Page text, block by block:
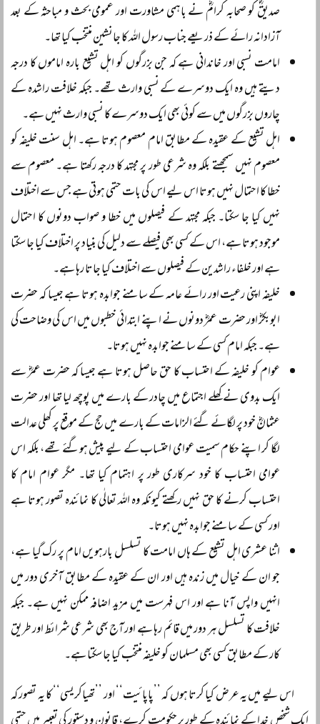
صدیقؓ کو صحابہ کرامؓ نے باہمی مشاورت اور عمومی بحث و مباحثہ کے بعد
آزادانہ رائے کے ذریعے جناب رسول اللہ کا جانشین منتخب کیا تھا۔
امامت نسبی اور خاندانی ہے کہ جن بزرگوں کو اہل تشیع بارہ اماموں کا درجہ
دیتے ہیں وہ ایک دوسرے کے نسبی وارث تھے۔ جبکہ خلافت راشدہ کے
چاروں بزرگوں میں سے کوئی بھی ایک دوسرے کا نسبی وارث نہیں ہے۔
اہل تشیع کے عقیدہ کے مطابق امام معصوم ہوتا ہے۔ اہل سنت خلیفہ کو
معصوم نہیں سمجھتے بلکہ وہ شرعی طور پر مجتہد کا درجہ رکھتا ہے۔ معصوم سے
خطا کا احتمال نہیں ہوتا اس لیے اس کی بات حتمی ہوتی ہے جس سے اختلاف
نہیں کیا جا سکتا۔ جبکہ مجتہد کے فیصلوں میں خطا و صواب دونوں کا احتمال
موجود ہوتا ہے، اس کے کسی بھی فیصلے سے دلیل کی بنیاد پر اختلاف کیا جا سکتا
ہے اور خلفاء راشدین کے فیصلوں سے اختلاف کیا جاتا رہا ہے۔
خلیفہ اپنی رعیت اور رائے عامہ کے سامنے جوابدہ ہوتا ہے جیسا کہ حضرت
ابوبکرؓ اور حضرت عمرؓ دونوں نے اپنے ابتدائی خطبوں میں اس کی وضاحت کی
ہے۔ جبکہ امام کسی کے سامنے جوابدہ نہیں ہوتا۔
عوام کو خلیفہ کے احتساب کا حق حاصل ہوتا ہے جیسا کہ حضرت عمرؓ سے
ایک بدوی نے کھلے اجتماع میں چادر کے بارے میں پوچھ لیا تھا اور حضرت
عثمانؓ خود پر لگائے گئے الزامات کے بارے میں حج کے موقع پر کھلی عدالت
لگا کر اپنے حکام سمیت عوامی احتساب کے لیے پیش ہوگئے تھے، بلکہ اس
عوامی احتساب کا خود سرکاری طور پر اہتمام کیا تھا۔ مگر عوام امام کا
احتساب کرنے کا حق نہیں رکھتے کیونکہ وہ اللہ تعالٰی کا نمائندہ تصور ہوتا ہے
اور کسی کے سامنے جوابدہ نہیں ہوتا۔
اثنا عشری اہل تشیع کے ہاں امامت کا تسلسل بارہویں امام پر رک گیا ہے،
جو ان کے خیال میں زندہ ہیں اور ان کے عقیدہ کے مطابق آخری دور میں
انہیں واپس آنا ہے اور اس فہرست میں مزید اضافہ ممکن نہیں ہے۔ جبکہ
خلافت کا تسلسل ہر دور میں قائم رہا ہے اور آج بھی شرعی شرائط اور طریق
کار کے مطابق کسی بھی مسلمان کو خلیفہ منتخب کیا جا سکتا ہے۔
اس لیے میں یہ عرض کیا کرتا ہوں کہ ’’پاپائیت‘‘ اور ’’تھیاکریسی‘‘ کا یہ تصور کہ